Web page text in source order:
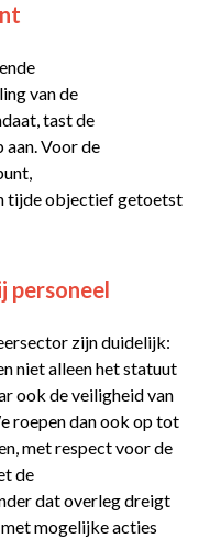
van de
tast de
Voor de
tijde objectief getoetst
personeel
zijn duidelijk:
niet alleen het statuut
ook de veiligheid van
roepen dan ook op tot
met respect voor de
de
dat overleg dreigt
mogelijke acties